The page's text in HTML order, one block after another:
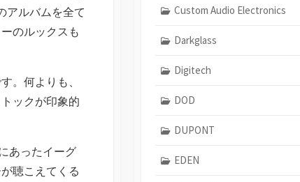
アルバムを全て
のルックスも
。何よりも、
ックが印象的
あったイーグ
聴こえてくる
Custom Audio Electronics
Darkglass
Digitech
DOD
DUPONT
EDEN